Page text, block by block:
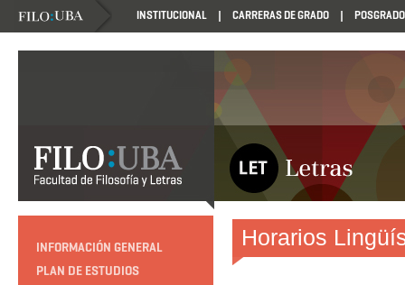
INSTITUCIONAL CARRERAS DE GRADO POSGRADO
INFORMACIÓN GENERAL
PLAN DE ESTUDIOS
Horarios